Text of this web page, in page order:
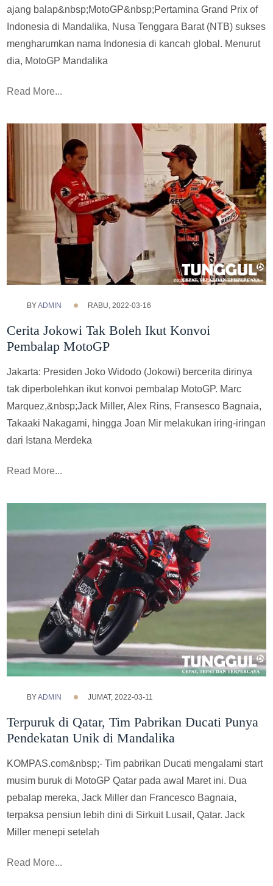
ajang balap&nbsp;MotoGP&nbsp;Pertamina Grand Prix of
Indonesia di Mandalika, Nusa Tenggara Barat (NTB) sukses
mengharumkan nama Indonesia di kancah global. Menurut
dia, MotoGP Mandalika
Read More...
BYADMIN RABU, 2022-03-16
Cerita Jokowi Tak Boleh Ikut Konvoi
Pembalap MotoGP
Jakarta: Presiden Joko Widodo (Jokowi) bercerita dirinya
tak diperbolehkan ikut konvoi pembalap MotoGP. Marc
Marquez,&nbsp;Jack Miller, Alex Rins, Fransesco Bagnaia,
Takaaki Nakagami, hingga Joan Mir melakukan iring-iringan
dari Istana Merdeka
Read More...
BYADMIN JUMAT, 2022-03-11
Terpuruk di Qatar, Tim Pabrikan Ducati Punya
Pendekatan Unik di Mandalika
KOMPAS.com&nbsp;- Tim pabrikan Ducati mengalami start
musim buruk di MotoGP Qatar pada awal Maret ini. Dua
pebalap mereka, Jack Miller dan Francesco Bagnaia,
terpaksa pensiun lebih dini di Sirkuit Lusail, Qatar. Jack
Miller menepi setelah
Read More...